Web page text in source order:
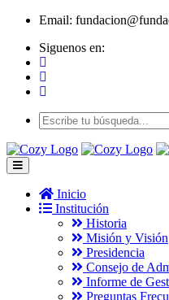
Email:
Siguenos en:
Inicio
Institución
Historia
Misión y Visión
Presidencia
Consejo de
Informe de
Preguntas